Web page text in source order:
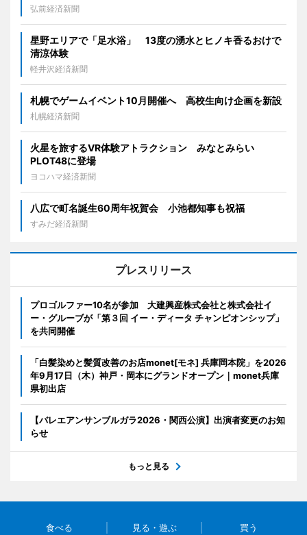
弘前経済新聞
星野エリアで「足水浴」 13度の湧水とヒノキ香るおけで
清涼体験
軽井沢経済新聞
札幌でゲームイベント10月開催へ 高校生向け企画を新設
札幌経済新聞
火星を旅するVR体験アトラクション みなとみらい
PLOT48に登場
ヨコハマ経済新聞
八広で町名誕生60周年祝賀会 小池都知事も祝福
すみだ経済新聞
プレスリリース
プロゴルファー10名が参加 大建興産株式会社と株式会社イ
ー・グルーブが「第３回 イー・ディータ チャンピオンシップ」
を共同開催
「白髪染めと髪質改善のお店monet[モネ] 兵庫岡本院」を2026
年9月17日（木）神戸・岡本にグランドオープン｜monet兵庫
県初出店
【バレエアンサンブルガラ2026・関西公演】出演者変更のお知
らせ
もっと見る
食べる 見る・遊ぶ 買う